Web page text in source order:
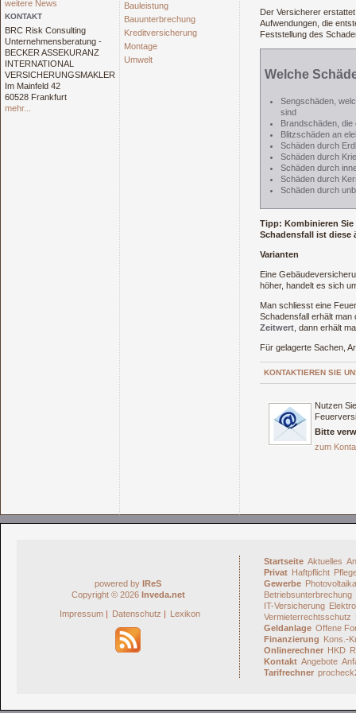
weitere News
KONTAKT
BRC Risk Consulting
Unternehmensberatung -
BECKER ASSEKURANZ
INTERNATIONAL
VERSICHERUNGSMAKLER
Im Mainfeld 42
60528 Frankfurt
mehr...
Bauleistung
Bauunterbrechung
Kreditversicherung
Montage
Umwelt
Der Versicherer
Aufwendungen, die
Feststellung des
Welche
Sengschäden,
sind
Brandschäden,
Blitzschäden an
Schäden durch
Schäden durch
Schäden durch
Schäden durch
Schäden durch
Tipp: Kombinieren
Schadensfall ist diese
Varianten
Eine
höher, handelt es sich
Man schliesst eine
Schadensfall erhält man
Zeitwert , dann erhält
Für gelagerte Sachen,
KONTAKTIEREN SIE
Nutzen
Bitte
zum
powered by IReS
Copyright © 2026 Inveda.net
Impressum | Datenschutz | Lexikon
Startseite Aktuelles
Privat Haftpflicht
Gewerbe
Betriebsunterbrechung
IT-Versicherung
Vermieterrechtsschutz
Geldanlage Offene
Finanzierung Kons.-
Onlinerechner HKD
Kontakt Angebote
Tarifrechner